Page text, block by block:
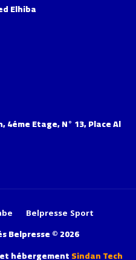
Elhiba
4éme Etage, N° 13, Place Al
Belpresse Sport
Belpresse © 2026
hébergementSindan Tech